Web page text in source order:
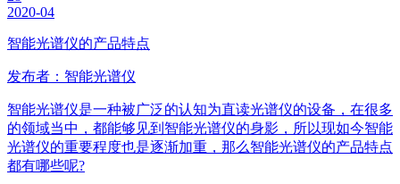
2020-04
智能光谱仪的产品特点
发布者：智能光谱仪
智能光谱仪是一种被广泛的认知为直读光谱仪的设备，在很多
的领域当中，都能够见到智能光谱仪的身影，所以现如今智能
光谱仪的重要程度也是逐渐加重，那么智能光谱仪的产品特点
都有哪些呢?